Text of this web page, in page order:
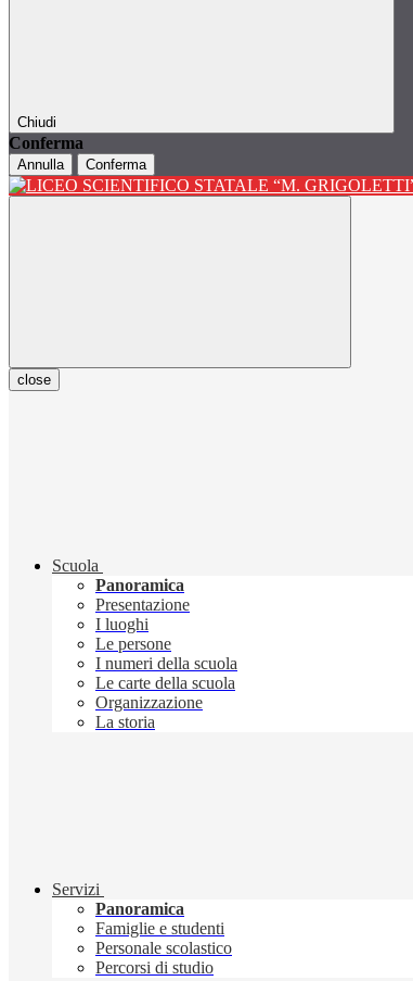
Chiudi
Conferma
Annulla Conferma
close
Scuola
Panoramica
Presentazione
I luoghi
Le persone
I numeri della scuola
Le carte della scuola
Organizzazione
La storia
Servizi
Panoramica
Famiglie e studenti
Personale scolastico
Percorsi di studio